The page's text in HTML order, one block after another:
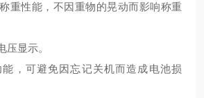
重性能，不因重物的晃动而影响称重
压显示。
，可避免因忘记关机而造成电池损